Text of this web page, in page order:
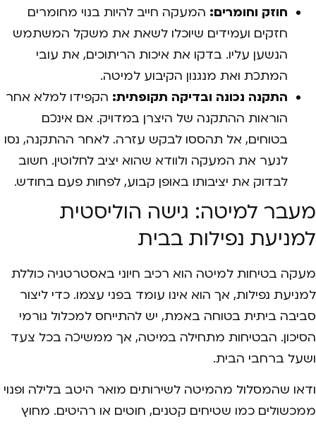
חוזק וחומרים: המעקה חייב להיות בנוי מחומרים
חזקים ועמידים שיוכלו לשאת את משקל המשתמש
הנשען עליו. בדקו את איכות הריתוכים, את עובי
המתכת ואת מנגנון הקיבוע למיטה.
התקנה נכונה ובדיקה תקופתית: הקפידו למלא אחר
הוראות ההתקנה של היצרן במדויק. אם אינכם
בטוחים, אל תהססו לבקש עזרה. לאחר ההתקנה, נסו
לנער את המעקה ולוודא שהוא יציב לחלוטין. חשוב
לבדוק את יציבותו באופן קבוע, לפחות פעם בחודש.
מעבר למיטה: גישה הוליסטית
למניעת נפילות בבית
מעקה בטיחות למיטה הוא רכיב חיוני באסטרטגיה כוללת
למניעת נפילות, אך הוא אינו עומד בפני עצמו. כדי ליצור
סביבה ביתית בטוחה באמת, יש להתייחס למכלול גורמי
הסיכון. הבטיחות מתחילה במיטה, אך ממשיכה בכל צעד
ושעל ברחבי הבית.
ודאו שהמסלול מהמיטה לשירותים מואר היטב בלילה ופנוי
ממכשולים כמו שטיחים קטנים, חוטים או רהיטים. מחוץ